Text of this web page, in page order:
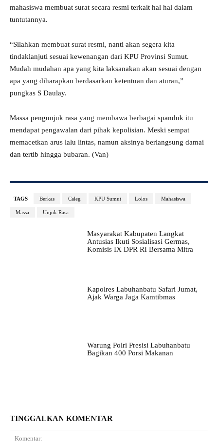
mahasiswa membuat surat secara resmi terkait hal hal dalam
tuntutannya.
“Silahkan membuat surat resmi, nanti akan segera kita
tindaklanjuti sesuai kewenangan dari KPU Provinsi Sumut.
Mudah mudahan apa yang kita laksanakan akan sesuai dengan
apa yang diharapkan berdasarkan ketentuan dan aturan,”
pungkas S Daulay.
Massa pengunjuk rasa yang membawa berbagai spanduk itu
mendapat pengawalan dari pihak kepolisian. Meski sempat
memacetkan arus lalu lintas, namun aksinya berlangsung damai
dan tertib hingga bubaran. (Van)
TAGS Berkas Caleg KPU Sumut Lolos Mahasiswa
Massa Unjuk Rasa
Masyarakat Kabupaten Langkat
Antusias Ikuti Sosialisasi Germas,
Komisis IX DPR RI Bersama Mitra
Kapolres Labuhanbatu Safari Jumat,
Ajak Warga Jaga Kamtibmas
Warung Polri Presisi Labuhanbatu
Bagikan 400 Porsi Makanan
TINGGALKAN KOMENTAR